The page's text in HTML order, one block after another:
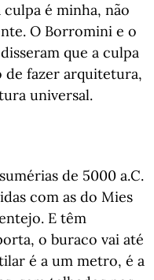
é minha, não
O Borromini e o
que a culpa
de fazer arquitetura,
universal.
de 5000 a.C.
com as do Mies
E têm
o buraco vai até
é a um metro, é a